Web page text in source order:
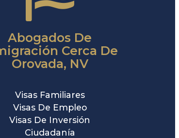
Abogados De
Cerca De
Orovada, NV
Visas Familiares
Visas De Empleo
Visas De Inversión
Ciudadanía